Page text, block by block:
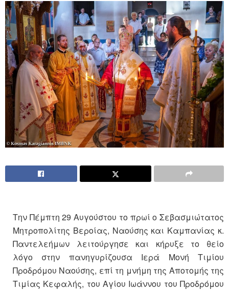
Την Πέμπτη 29 Αυγούστου το πρωί ο Σεβασμιώτατος
Μητροπολίτης Βεροίας, Ναούσης και Καμπανίας κ.
Παντελεήμων λειτούργησε και κήρυξε το θείο
λόγο στην πανηγυρίζουσα Ιερά Μονή Τιμίου
Προδρόμου Ναούσης, επί τη μνήμη της Αποτομής της
Τιμίας Κεφαλής, του Αγίου Ιωάννου του Προδρόμου